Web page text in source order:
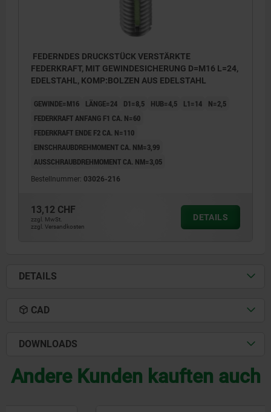
FEDERNDES DRUCKSTÜCK VERSTÄRKTE
FEDERKRAFT, MIT GEWINDESICHERUNG D=M16 L=24,
EDELSTAHL, KOMP:BOLZEN AUS EDELSTAHL
GEWINDE=M16 LÄNGE=24 D1=8,5 HUB=4,5 L1=14
N=2,5
FEDERKRAFT ANFANG F1 CA. N=60
FEDERKRAFT ENDE F2 CA. N=110
EINSCHRAUBDREHMOMENT CA. NM=3,99
AUSSCHRAUBDREHMOMENT CA. NM=3,05
Bestellnummer: 03026-216
13,12 CHF
zzgl. MwSt.
zzgl. Versandkosten
DETAILS
DETAILS
CAD
DOWNLOADS
Andere Kunden kauften auch